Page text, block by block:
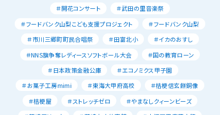
＃開花コンサート
＃武田の里音楽祭
＃フードバンク山梨こども支援プロジェクト
＃フードバンク山梨
＃市川三郷町町民合唱祭
＃田富北小
＃イカのおすし
＃NNS旗争奪レディースソフトボール大会
＃国の教育ローン
＃日本政策金融公庫
＃エコノミクス甲子園
＃お菓子工房mimi
＃東海大甲府高校
＃桔梗信玄餅銅像
＃桔梗屋
＃ストレッチゼロ
＃やまなしクィーンビーズ